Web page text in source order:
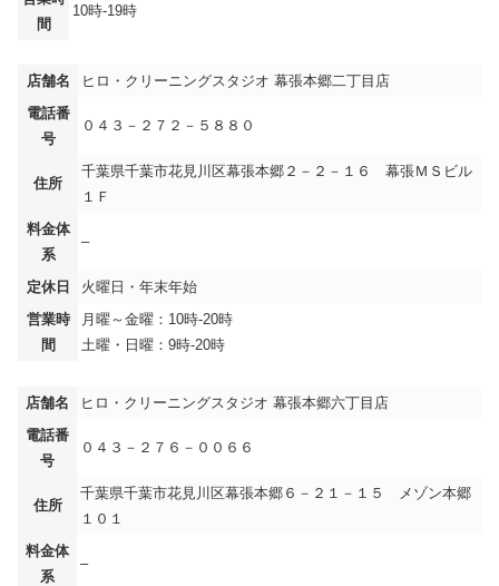
間
10時-19時
店舗名
ヒロ・クリーニングスタジオ 幕張本郷二丁目店
電話番
号
０４３－２７２－５８８０
住所
千葉県千葉市花見川区幕張本郷２－２－１６ 幕張ＭＳビル
１Ｆ
料金体
系
–
定休日
火曜日・年末年始
営業時
間
月曜～金曜：10時-20時
土曜・日曜：9時-20時
店舗名
ヒロ・クリーニングスタジオ 幕張本郷六丁目店
電話番
号
０４３－２７６－００６６
住所
千葉県千葉市花見川区幕張本郷６－２１－１５ メゾン本郷
１０１
料金体
系
–